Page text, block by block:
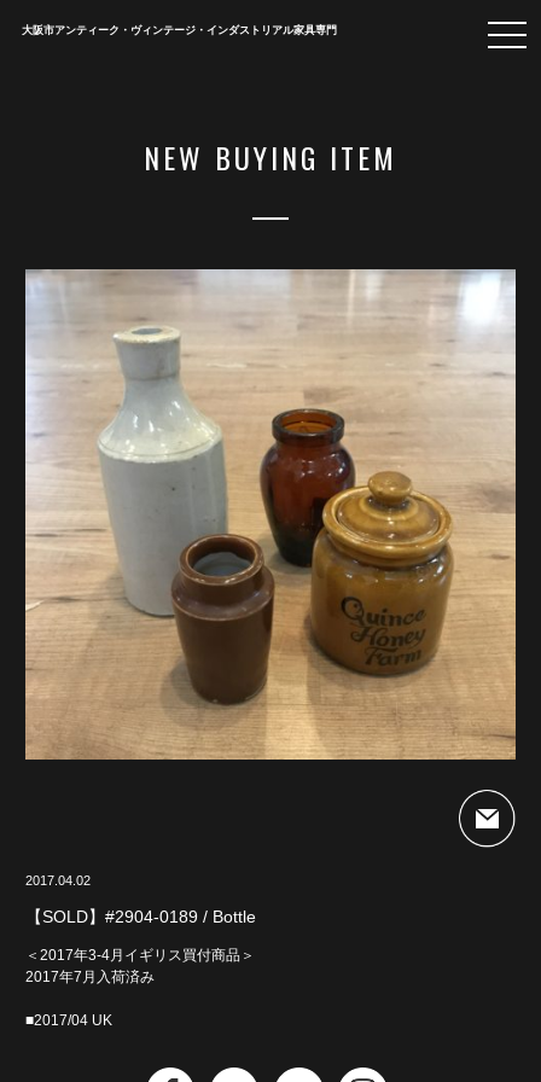
大阪市アンティーク・ヴィンテージ・インダストリアル家具専門
NEW BUYING ITEM
2017.04.02
【SOLD】#2904-0189 / Bottle
＜2017年3-4月イギリス買付商品＞
2017年7月入荷済み
■2017/04 UK